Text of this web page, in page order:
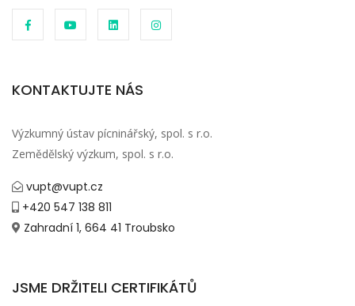
KONTAKTUJTE NÁS
Výzkumný ústav pícninářský, spol. s r.o.
Zemědělský výzkum, spol. s r.o.
vupt@vupt.cz
+420 547 138 811
Zahradní 1, 664 41 Troubsko
JSME DRŽITELI CERTIFIKÁTŮ